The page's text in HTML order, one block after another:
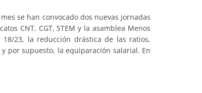
se han convocado dos nuevas jornadas
CNT, CGT, STEM y la asamblea Menos
23, la reducción drástica de las ratios,
por supuesto, la equiparación salarial. En